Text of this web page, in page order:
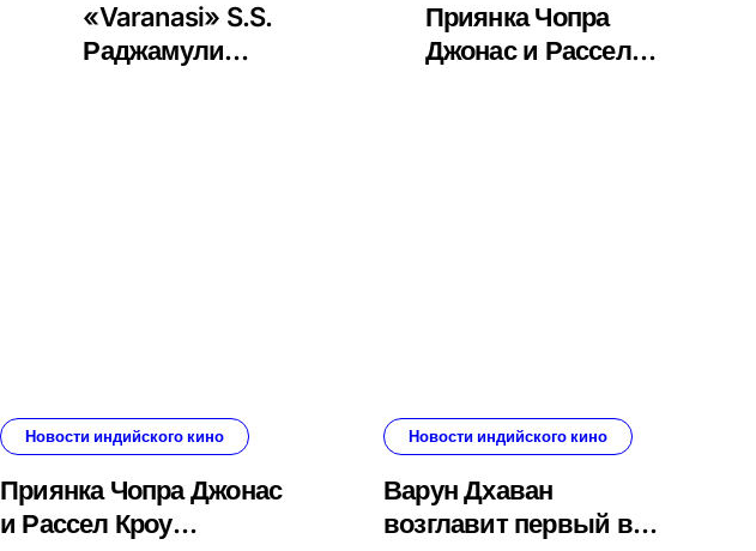
«Varanasi» S.S.
Раджамули
Приянка Чопра
Джонас и Рассел
Новости индийского кино
Приянка Чопра Джонас
и Рассел Кроу
Новости индийского кино
Варун Дхаван
возглавит первый в